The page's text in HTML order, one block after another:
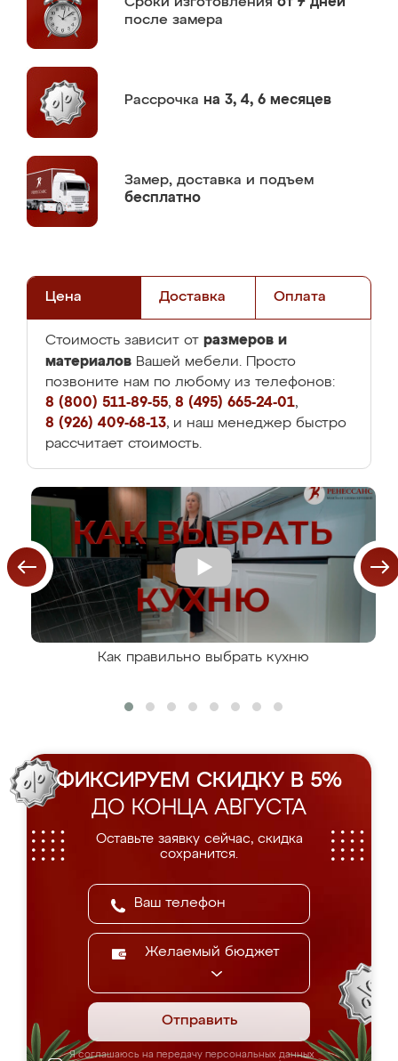
после замера
Рассрочка на 3, 4, 6 месяцев
Замер, доставка и подъем
бесплатно
Цена Доставка Оплата
Стоимость зависит от размеров и
материалов Вашей мебели. Просто
позвоните нам по любому из телефонов:
8 (800) 511-89-55, 8 (495) 665-24-01,
8 (926) 409-68-13, и наш менеджер быстро
рассчитает стоимость.
Как правильно выбрать кухню
ФИКСИРУЕМ СКИДКУ В 5%
ДО КОНЦА АВГУСТА
Оставьте заявку сейчас, скидка
сохранится.
Желаемый бюджет
Отправить
Я соглашаюсь на передачу персональных данных